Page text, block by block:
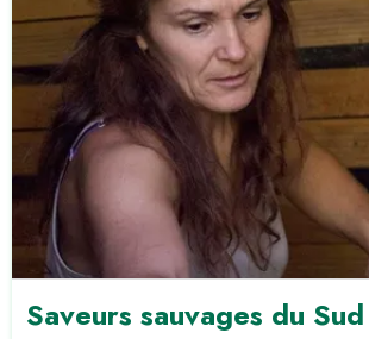
Saveurs sauvages du Sud